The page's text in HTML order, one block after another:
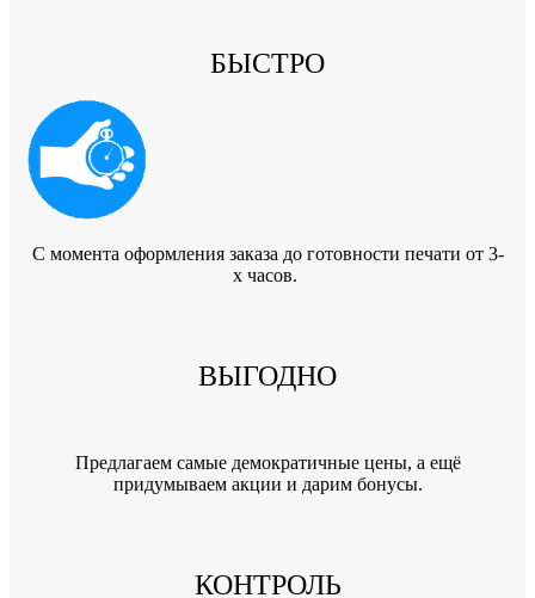
БЫСТРО
C момента оформления заказа до готовности печати от 3-
х часов.
ВЫГОДНО
Предлагаем самые демократичные цены, а ещё
придумываем акции и дарим бонусы.
КОНТРОЛЬ